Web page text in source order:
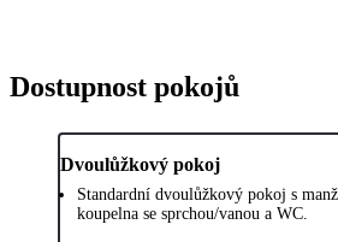
Dostupnost pokojů
Dvoulůžkový pokoj
Standardní dvoulůžkový pokoj s
koupelna se sprchou/vanou a WC.